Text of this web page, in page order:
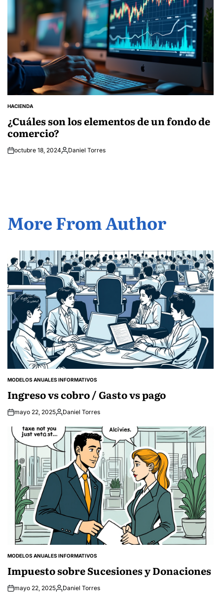
POSTED
HACIENDA
¿Cuáles son los elementos de un fondo de
comercio?
octubre 18, 2024Posted
Daniel Torres
More From Author
POSTED
MODELOS ANUALES INFORMATIVOS
Ingreso vs cobro / Gasto vs pago
mayo 22, 2025Posted
Daniel Torres
POSTED
MODELOS ANUALES INFORMATIVOS
Impuesto sobre Sucesiones y Donaciones
mayo 22, 2025Posted
Daniel Torres